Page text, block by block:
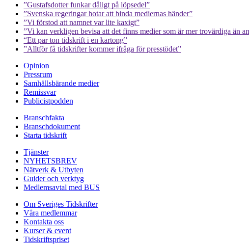
”Gustafsdotter funkar dåligt på löpsedel”
”Svenska regeringar hotar att binda mediernas händer”
”Vi förstod att namnet var lite kaxigt”
”Vi kan verkligen bevisa att det finns medier som är mer trovärdiga än
“Ett par ton tidskrift i en kartong”
”Alltför få tidskrifter kommer ifråga för presstödet”
Opinion
Pressrum
Samhällsbärande medier
Remissvar
Publicistpodden
Branschfakta
Branschdokument
Starta tidskrift
Tjänster
NYHETSBREV
Nätverk & Utbyten
Guider och verktyg
Medlemsavtal med BUS
Om Sveriges Tidskrifter
Våra medlemmar
Kontakta oss
Kurser & event
Tidskriftspriset